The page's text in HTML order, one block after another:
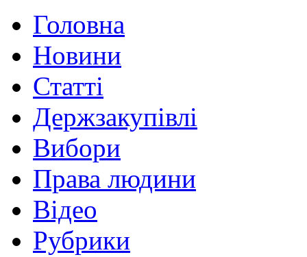
Головна
Новини
Статті
Держзакупівлі
Вибори
Права людини
Відео
Рубрики